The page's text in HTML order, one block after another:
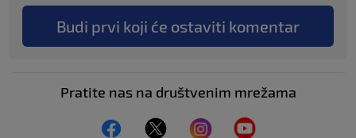
Budi prvi koji će ostaviti komentar
Pratite nas na društvenim mrežama